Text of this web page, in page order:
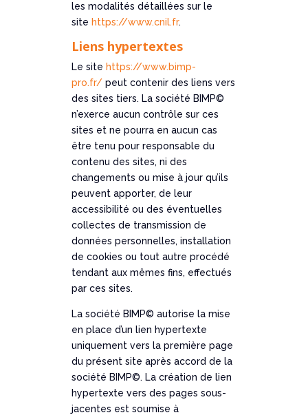
les modalités détaillées sur le
site https://www.cnil.fr.
Liens hypertextes
Le site https://www.bimp-
pro.fr/peut contenir des liens vers
des sites tiers. La société BIMP©
n’exerce aucun contrôle sur ces
sites et ne pourra en aucun cas
être tenu pour responsable du
contenu des sites, ni des
changements ou mise à jour qu’ils
peuvent apporter, de leur
accessibilité ou des éventuelles
collectes de transmission de
données personnelles, installation
de cookies ou tout autre procédé
tendant aux mêmes fins, effectués
par ces sites.
La société BIMP© autorise la mise
en place d’un lien hypertexte
uniquement vers la première page
du présent site après accord de la
société BIMP©. La création de lien
hypertexte vers des pages sous-
jacentes est soumise à